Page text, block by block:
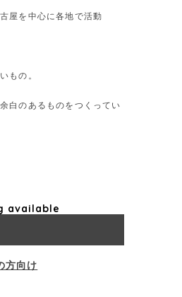
屋を中心に各地で活動
もの。
白のあるものをつくってい
available
方向け